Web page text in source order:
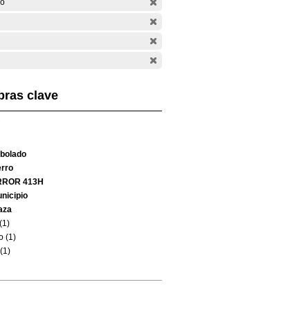
clave
413H
(1)